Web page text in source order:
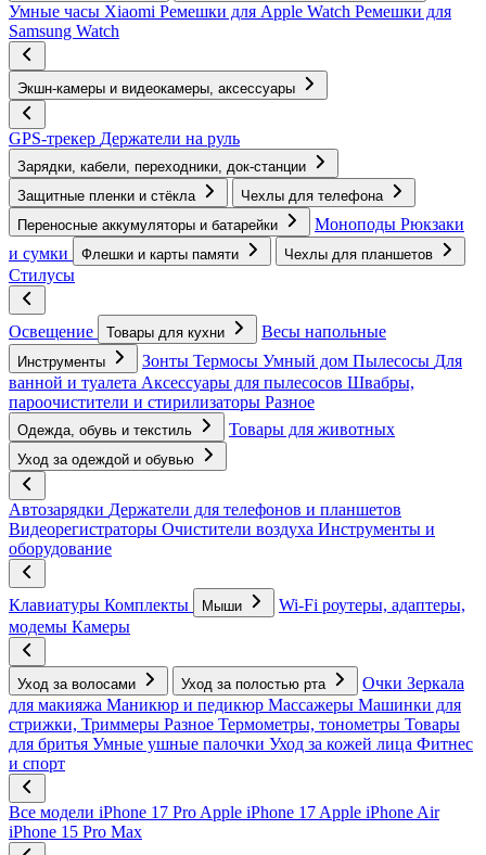
Умные часы Xiaomi Ремешки для Apple Watch Ремешки для
Samsung Watch
Экшн-камеры и видеокамеры, аксессуары
GPS-трекер Держатели на руль
Зарядки, кабели, переходники, док-станции
Защитные пленки и стёкла
Чехлы для телефона
Переносные аккумуляторы и батарейки
Моноподы Рюкзаки
и сумки
Флешки и карты памяти Чехлы для планшетов
Стилусы
Освещение Товары для кухни Весы напольные
Инструменты Зонты Термосы Умный дом Пылесосы Для
ванной и туалета Аксессуары для пылесосов Швабры,
пароочистители и стирилизаторы Разное
Одежда, обувь и текстиль Товары для животных
Уход за одеждой и обувью
Автозарядки Держатели для телефонов и планшетов
Видеорегистраторы Очистители воздуха Инструменты и
оборудование
Клавиатуры Комплекты Мыши
Wi-Fi роутеры, адаптеры,
модемы Камеры
Уход за волосами Уход за полостью рта Очки Зеркала
для макияжа Маникюр и педикюр Массажеры Машинки для
стрижки, Триммеры Разное Термометры, тонометры Товары
для бритья Умные ушные палочки Уход за кожей лица Фитнес
и спорт
Все модели iPhone 17 Pro Apple iPhone 17 Apple iPhone Air
iPhone 15 Pro Max